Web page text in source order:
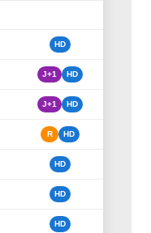
HD
J+1 HD
J+1 HD
R HD
HD
HD
HD